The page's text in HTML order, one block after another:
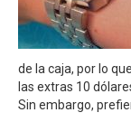
de la caja, por lo
las extras 10
Sin embargo,